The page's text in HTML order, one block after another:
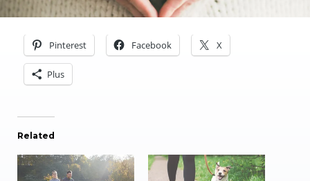
Pinterest Facebook X
Plus
Related